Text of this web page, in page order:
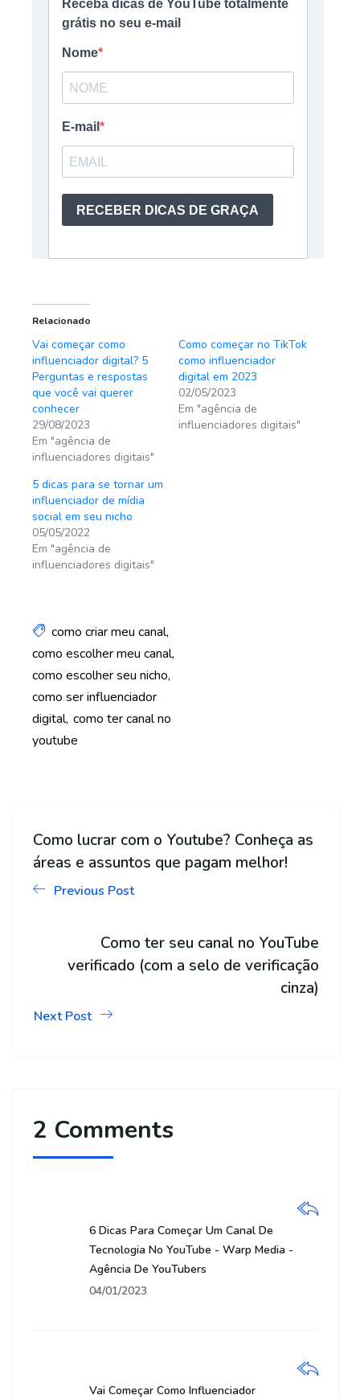
Relacionado
Vai começar como
influenciador digital? 5
Perguntas e respostas
que você vai querer
conhecer
29/08/2023
Em "agência de
influenciadores digitais"
Como começar no TikTok
como influenciador
digital em 2023
02/05/2023
Em "agência de
influenciadores digitais"
5 dicas para se tornar um
influenciador de mídia
social em seu nicho
05/05/2022
Em "agência de
influenciadores digitais"
como criar meu canal
como escolher meu canal
como escolher seu nicho
como ser influenciador
digital como ter canal no
youtube
Como lucrar com o Youtube? Conheça as
áreas e assuntos que pagam melhor!
Previous Post
Como ter seu canal no YouTube
verificado (com a selo de verificação
cinza)
Next Post
2 Comments
6 Dicas Para Começar Um Canal De
Tecnologia No YouTube - Warp Media -
Agência De YouTubers
04/01/2023
Vai Começar Como Influenciador